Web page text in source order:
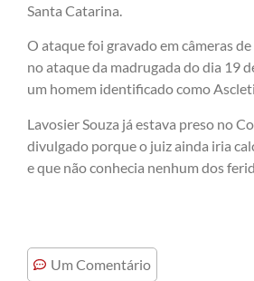
Santa Catarina.
O ataque foi gravado em câmeras
no ataque da madrugada do dia 19
um homem identificado como
Lavosier Souza já estava preso no
divulgado porque o juiz ainda iria
e que não conhecia nenhum dos
Um Comentário